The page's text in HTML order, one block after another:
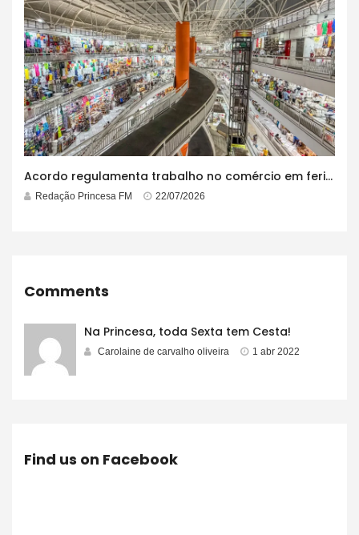
Acordo regulamenta trabalho no comércio em feriados
Redação Princesa FM 22/07/2026
Comments
Na Princesa, toda Sexta tem Cesta!
Carolaine de carvalho oliveira 1 abr 2022
Find us on Facebook